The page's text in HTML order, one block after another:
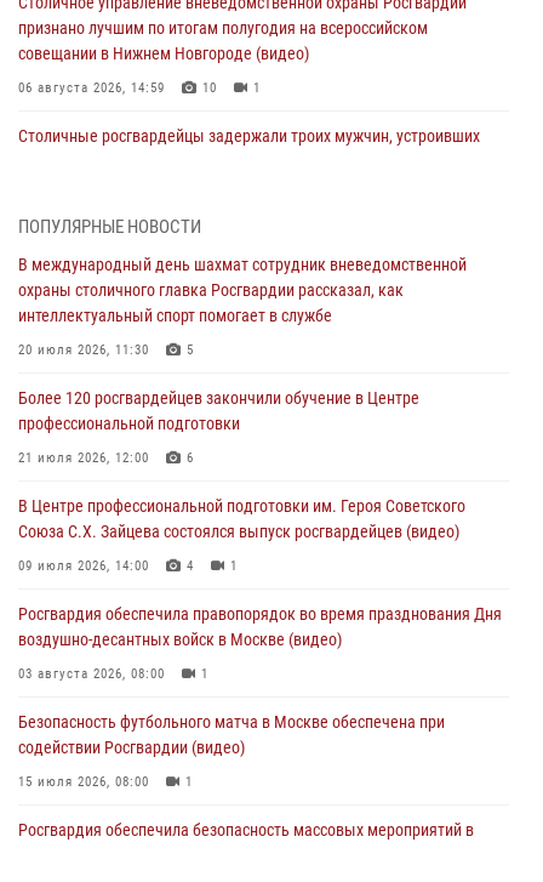
признано лучшим по итогам полугодия на всероссийском
совещании в Нижнем Новгороде (видео)
06 августа 2026, 14:59 10 1
Столичные росгвардейцы задержали троих мужчин, устроивших
матче в Москве обеспечила Росгвардия (видео)
06 августа 2026, 08:30
Столичные росгвардейцы задержали мужчину, устроившего дебош
05 августа 2026, 12:39
Московские росгвардейцы обеспечили безопасность проведения
05 августа 2026, 12:35
Делегация МВД Республики Беларусь ознакомилась с передовыми
04 августа 2026, 18:16 5
ПОПУЛЯРНЫЕ НОВОСТИ
В международный день шахмат сотрудник вневедомственной
охраны столичного главка Росгвардии рассказал, как
интеллектуальный спорт помогает в службе
20 июля 2026, 11:30 5
Более 120 росгвардейцев закончили обучение в Центре
профессиональной подготовки
21 июля 2026, 12:00 6
В Центре профессиональной подготовки им. Героя Советского
Союза С.Х. Зайцева состоялся выпуск росгвардейцев (видео)
09 июля 2026, 14:00 4 1
Росгвардия обеспечила правопорядок во время празднования Дня
воздушно-десантных войск в Москве (видео)
03 августа 2026, 08:00 1
Безопасность футбольного матча в Москве обеспечена при
содействии Росгвардии (видео)
15 июля 2026, 08:00 1
Росгвардия обеспечила безопасность массовых мероприятий в